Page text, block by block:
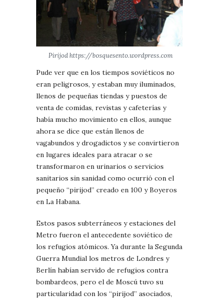
Pirijod https://bosquesento.wordpress.com
Pude ver que en los tiempos soviéticos no
eran peligrosos, y estaban muy iluminados,
llenos de pequeñas tiendas y puestos de
venta de comidas, revistas y cafeterías y
había mucho movimiento en ellos, aunque
ahora se dice que están llenos de
vagabundos y drogadictos y se convirtieron
en lugares ideales para atracar o se
transformaron en urinarios o servicios
sanitarios sin sanidad como ocurrió con el
pequeño “pirijod” creado en 100 y Boyeros
en La Habana.
Estos pasos subterráneos y estaciones del
Metro fueron el antecedente soviético de
los refugios atómicos. Ya durante la Segunda
Guerra Mundial los metros de Londres y
Berlín habían servido de refugios contra
bombardeos, pero el de Moscú tuvo su
particularidad con los “pirijod” asociados,